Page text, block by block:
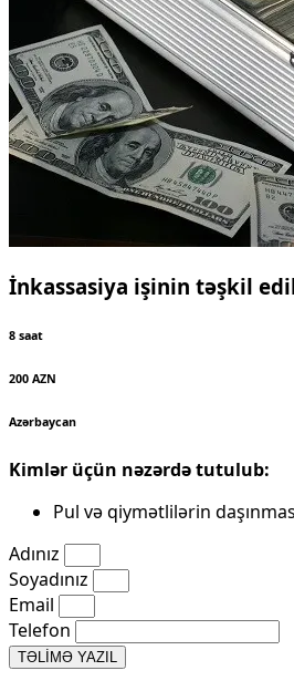
İnkassasiya işinin təşkil
8 saat
200 AZN
Azərbaycan
Kimlər üçün nəzərdə tutulub:
Pul və qiymətlilərin
Adınız
Soyadınız
Email
Telefon
TƏLİMƏ YAZIL